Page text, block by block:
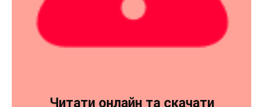
Читати онлайн та скачати